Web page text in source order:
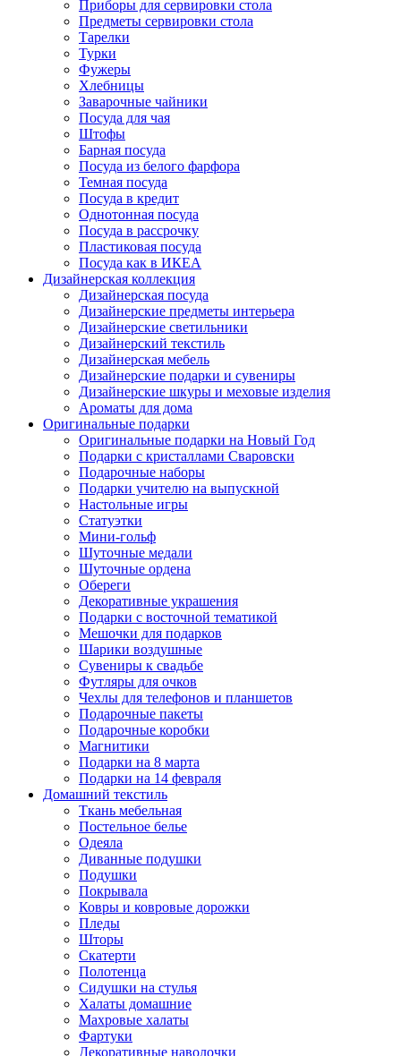
Приборы для сервировки стола
Предметы сервировки стола
Тарелки
Турки
Фужеры
Хлебницы
Заварочные чайники
Посуда для чая
Штофы
Барная посуда
Посуда из белого фарфора
Темная посуда
Посуда в кредит
Однотонная посуда
Посуда в рассрочку
Пластиковая посуда
Посуда как в ИКЕА
Дизайнерская коллекция
Дизайнерская посуда
Дизайнерские предметы интерьера
Дизайнерские светильники
Дизайнерский текстиль
Дизайнерская мебель
Дизайнерские подарки и сувениры
Дизайнерские шкуры и меховые изделия
Ароматы для дома
Оригинальные подарки
Оригинальные подарки на Новый Год
Подарки с кристаллами Сваровски
Подарочные наборы
Подарки учителю на выпускной
Настольные игры
Статуэтки
Мини-гольф
Шуточные медали
Шуточные ордена
Обереги
Декоративные украшения
Подарки с восточной тематикой
Мешочки для подарков
Шарики воздушные
Сувениры к свадьбе
Футляры для очков
Чехлы для телефонов и планшетов
Подарочные пакеты
Подарочные коробки
Магнитики
Подарки на 8 марта
Подарки на 14 февраля
Домашний текстиль
Ткань мебельная
Постельное белье
Одеяла
Диванные подушки
Подушки
Покрывала
Ковры и ковровые дорожки
Пледы
Шторы
Скатерти
Полотенца
Сидушки на стулья
Халаты домашние
Махровые халаты
Фартуки
Декоративные наволочки